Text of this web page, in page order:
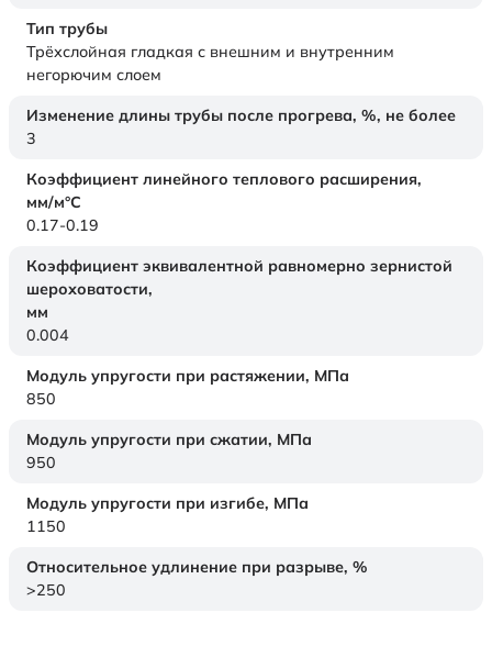
Тип трубы
Трёхслойная гладкая с внешним и внутренним
негорючим слоем
Изменение длины трубы после прогрева, %, не более
3
Коэффициент линейного теплового расширения,
мм/м°С
0.17-0.19
Коэффициент эквивалентной равномерно зернистой
шероховатости,
мм
0.004
Модуль упругости при растяжении, МПа
850
Модуль упругости при сжатии, МПа
950
Модуль упругости при изгибе, МПа
1150
Относительное удлинение при разрыве, %
>250